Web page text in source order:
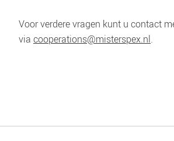
Voor verdere vragen kunt u contact
via cooperations@misterspex.nl.